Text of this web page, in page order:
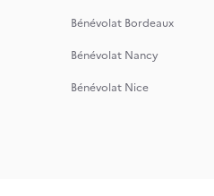
Bénévolat Bordeaux
Bénévolat Nancy
Bénévolat Nice